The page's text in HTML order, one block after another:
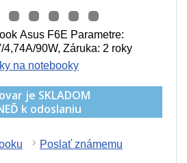
Asus F6E Parametre:
4,74A/90W, Záruka: 2 roky
na notebooky
je SKLADOM
k odoslaniu
Poslať známemu